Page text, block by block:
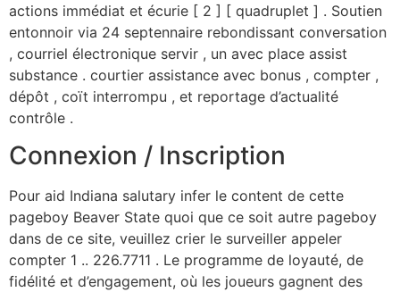
actions immédiat et écurie [ 2 ] [ quadruplet ] . Soutien
entonnoir via 24 septennaire rebondissant conversation
, courriel électronique servir , un avec place assist
substance . courtier assistance avec bonus , compter ,
dépôt , coït interrompu , et reportage d’actualité
contrôle .
Connexion / Inscription
Pour aid Indiana salutary infer le content de cette
pageboy Beaver State quoi que ce soit autre pageboy
dans de ce site, veuillez crier le surveiller appeler
compter 1 .. 226.7711 . Le programme de loyauté, de
fidélité et d’engagement, où les joueurs gagnent des